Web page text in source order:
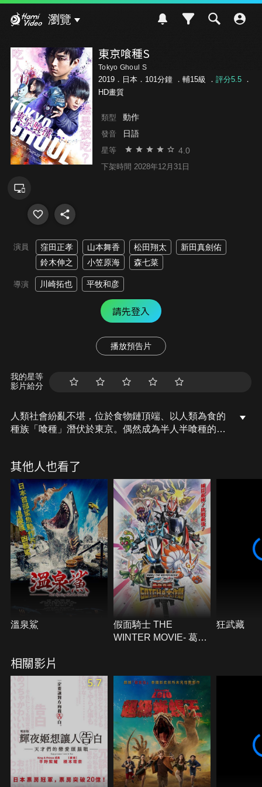
瀏覽
東京喰種S
Tokyo Ghoul S
2019．日本．101分鐘 ． 輔15級 ． 評分5.5．
HD畫質
類型 動作
發音 日語
星等 4.0
下架時間 2028年12月31日
演員 窪田正孝 山本舞香 松田翔太
新田真劍佑
鈴木伸之
小笠原海 森七菜
導演 川崎拓也 平牧和彦
請先登入
播放預告片
我的星等
影片給分
人類社會紛亂不堪，位於食物鏈頂端、以人類為食的
種族「喰種」潛伏於東京。偶然成為半人半喰種的大
活。此時，被稱為「美食家」的喰種．月山習（松田
翔太 飾）來到「安定區」，月山發現金木研身上的特
殊氣息，並招待他到「喰種餐廳」……人類與喰種的
激戰將揭開序幕！
其他人也看了
溫泉鯊
假面騎士 THE
WINTER MOVIE- 葛查
狂武藏
相關影片
5.7